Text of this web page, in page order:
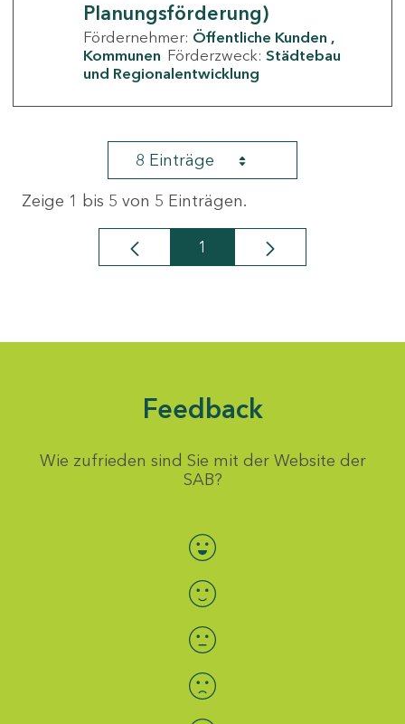
Planungsförderung)
Fördernehmer: Öffentliche Kunden
Kommunen Förderzweck: Städtebau
und Regionalentwicklung
8 Einträge
Zeige 1 bis 5 von 5 Einträgen.
Seite
1
Feedback
Wie zufrieden sind Sie mit der Website der
SAB?
Bewertung auswählen